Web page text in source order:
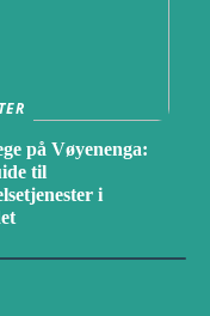
på Vøyenenga:
til
i